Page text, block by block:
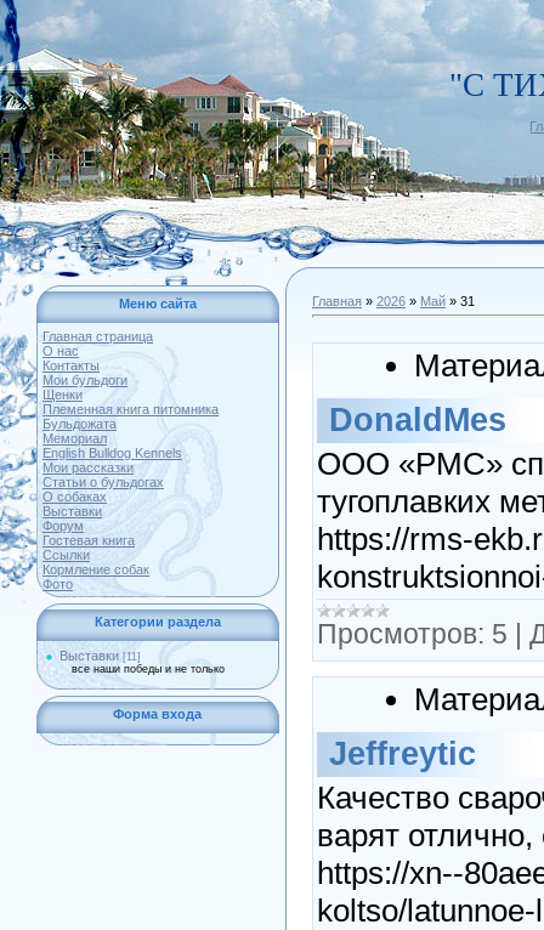
"С
Меню сайта
Главная страница
О нас
Контакты
Мои бульдоги
Щенки
Племенная книга питомника
Бульдожата
Мемориал
English Bulldog Kennels
Мои рассказки
Статьи о бульдогах
О собаках
Выставки
Форум
Гостевая книга
Ссылки
Кормление собак
Фото
Категории раздела
Выставки [11]
все наши победы и не только
Форма входа
Главная » 2026 » Май » 31
DonaldMes
ООО «РМС»
тугоплавких
https://rms-
Просмотров: 5 |
Jeffreytic
Качество
варят
https://xn--
koltso/